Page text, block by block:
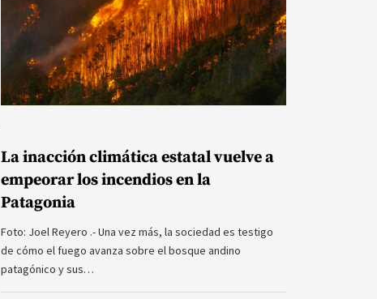
La inacción climática estatal vuelve a
empeorar los incendios en la
Patagonia
Foto: Joel Reyero .- Una vez más, la sociedad es testigo
de cómo el fuego avanza sobre el bosque andino
patagónico y sus…